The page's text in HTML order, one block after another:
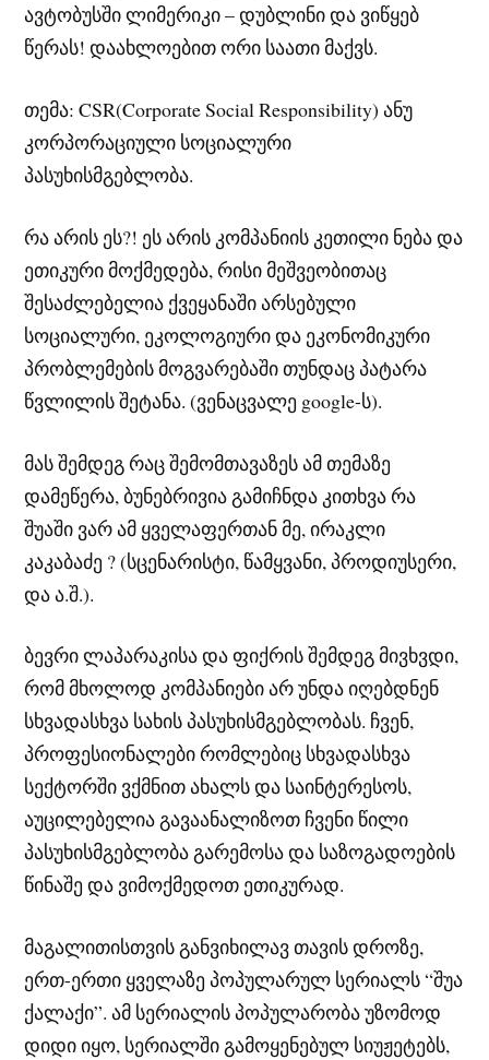
ავტობუსში ლიმერიკი – დუბლინი და ვიწყებ
წერას! დაახლოებით ორი საათი მაქვს.
თემა: CSR(Corporate Social Responsibility) ანუ
კორპორაციული სოციალური
პასუხისმგებლობა.
რა არის ეს?! ეს არის კომპანიის კეთილი ნება და
ეთიკური მოქმედება, რისი მეშვეობითაც
შესაძლებელია ქვეყანაში არსებული
სოციალური, ეკოლოგიური და ეკონომიკური
პრობლემების მოგვარებაში თუნდაც პატარა
წვლილის შეტანა. (ვენაცვალე google-ს).
მას შემდეგ რაც შემომთავაზეს ამ თემაზე
დამეწერა, ბუნებრივია გამიჩნდა კითხვა რა
შუაში ვარ ამ ყველაფერთან მე, ირაკლი
კაკაბაძე ? (სცენარისტი, წამყვანი, პროდიუსერი,
და ა.შ.).
ბევრი ლაპარაკისა და ფიქრის შემდეგ მივხვდი,
რომ მხოლოდ კომპანიები არ უნდა იღებდნენ
სხვადასხვა სახის პასუხისმგებლობას. ჩვენ,
პროფესიონალები რომლებიც სხვადასხვა
სექტორში ვქმნით ახალს და საინტერესოს,
აუცილებელია გავაანალიზოთ ჩვენი წილი
პასუხისმგებლობა გარემოსა და საზოგადოების
წინაშე და ვიმოქმედოთ ეთიკურად.
მაგალითისთვის განვიხილავ თავის დროზე,
ერთ-ერთი ყველაზე პოპულარულ სერიალს “შუა
ქალაქი”. ამ სერიალის პოპულარობა უზომოდ
დიდი იყო, სერიალში გამოყენებულ სიუჟეტებს,